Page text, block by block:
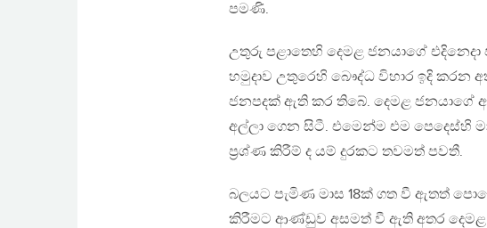
පමණි.
උතුරු පළාතෙහි දෙමළ ජනයාගේ
හමුදාව උතුරෙහි බෞද්ධ විහාර ඉදි කරන
ජනපදක් ඇති කර තිබේ. දෙමළ ජනයාගේ
අල්ලා ගෙන සිටී. එමෙන්ම එම පෙදෙස්හි
ප්‍රශ්ණ කිරීම් ද යම් දුරකට තවමත් පවතී.
බලයට පැමිණ මාස 18ක් ගත වී ඇතත්
කිරීමට ආණ්ඩුව අසමත් වී ඇති අතර දෙමළ